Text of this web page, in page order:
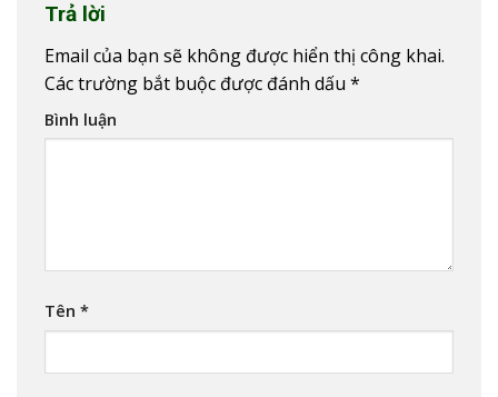
Trả lời
Email của bạn sẽ không được hiển thị công khai.
Các trường bắt buộc được đánh dấu *
Bình luận
Tên *